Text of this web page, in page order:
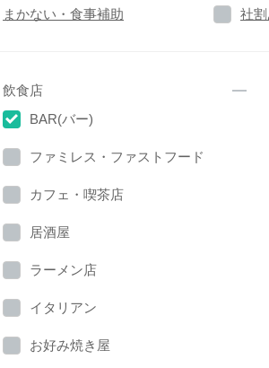
まかない・食事補助 社割
飲食店
BAR(バー)
ファミレス・ファストフード
カフェ・喫茶店
居酒屋
ラーメン店
イタリアン
お好み焼き屋